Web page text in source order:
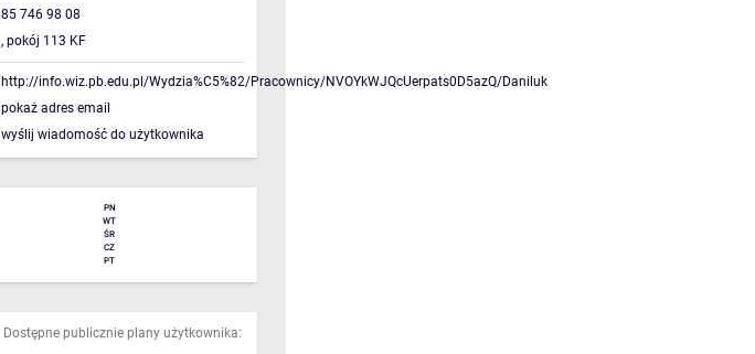
85 746 98 08
, pokój 113 KF
http://info.wiz.pb.edu.pl/Wydzia%C5%82/Pracownicy/NVOYkWJQcUerpats0D5azQ/Daniluk
pokaż adres email
wyślij wiadomość do użytkownika
PN
WT
ŚR
CZ
PT
Dostępne publicznie plany użytkownika: